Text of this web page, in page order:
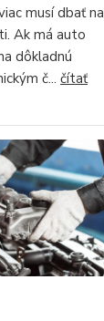
musí dbať na
Ak má auto
dôkladnú
č... čítať